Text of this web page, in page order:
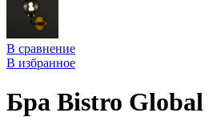
В сравнение
В избранное
Бра Bistro Global